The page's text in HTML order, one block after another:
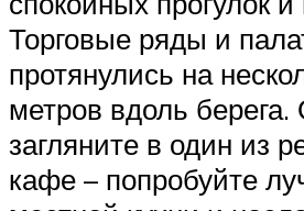
Торговые ряды и
протянулись на
метров вдоль берега.
загляните в один из
кафе – попробуйте